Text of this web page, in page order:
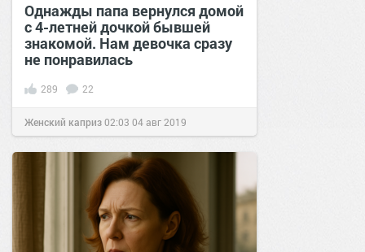
Однажды папа вернулся домой
с 4-летней дочкой бывшей
знакомой. Нам девочка сразу
не понравилась
289 22
Женский каприз02:03 04 авг 2019